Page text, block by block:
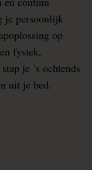
je persoonlijk
op
fysiek,
je ’s ochtends
uit je bed.